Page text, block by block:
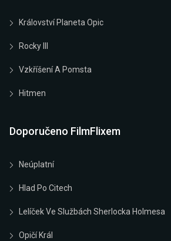
Království Planeta Opic
Rocky III
Vzkříšení A Pomsta
Hitmen
Doporučeno FilmFlixem
Neúplatní
Hlad Po Citech
Lelíček Ve Službách Sherlocka Holmesa
Opičí Král